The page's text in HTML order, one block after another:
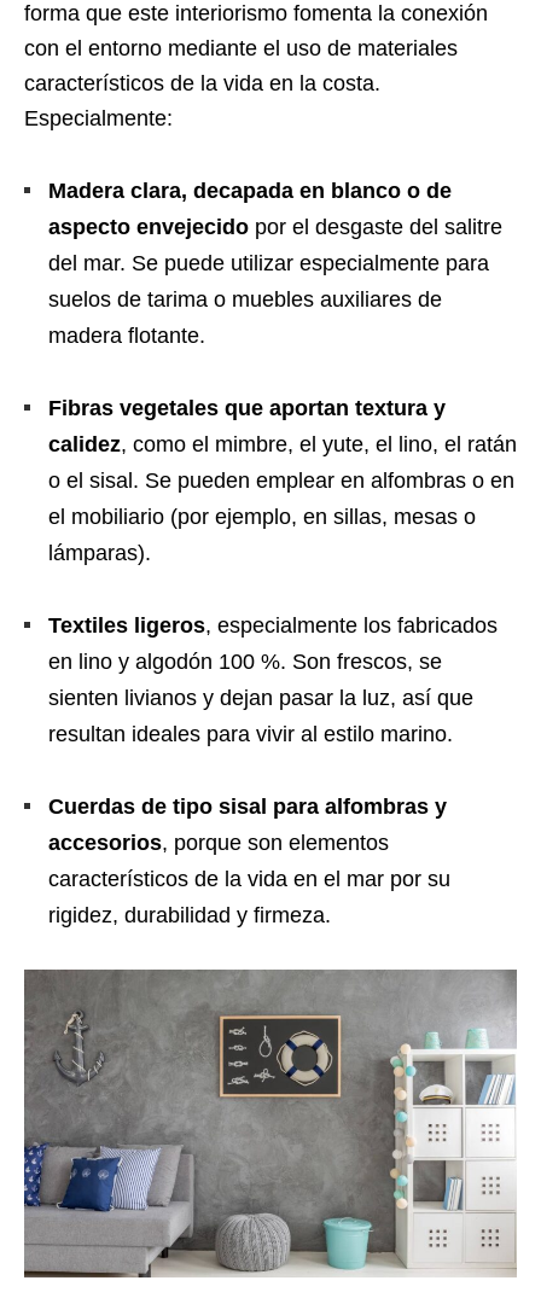
forma que este interiorismo fomenta la conexión
con el entorno mediante el uso de materiales
característicos de la vida en la costa.
Especialmente:
Madera clara, decapada en blanco o de
aspecto envejecido por el desgaste del salitre
del mar. Se puede utilizar especialmente para
suelos de tarima o muebles auxiliares de
madera flotante.
Fibras vegetales que aportan textura y
calidez, como el mimbre, el yute, el lino, el ratán
o el sisal. Se pueden emplear en alfombras o en
el mobiliario (por ejemplo, en sillas, mesas o
lámparas).
Textiles ligeros, especialmente los fabricados
en lino y algodón 100 %. Son frescos, se
sienten livianos y dejan pasar la luz, así que
resultan ideales para vivir al estilo marino.
Cuerdas de tipo sisal para alfombras y
accesorios, porque son elementos
característicos de la vida en el mar por su
rigidez, durabilidad y firmeza.